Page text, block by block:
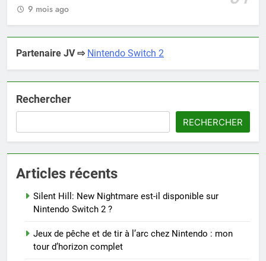
9 mois ago
Partenaire JV ⇨ Nintendo Switch 2
Rechercher
RECHERCHER
Articles récents
Silent Hill: New Nightmare est-il disponible sur
Nintendo Switch 2 ?
Jeux de pêche et de tir à l’arc chez Nintendo : mon
tour d’horizon complet